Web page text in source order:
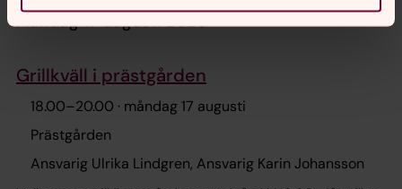
måndag 17 augusti 2026
Grillkväll i prästgården
18.00–20.00 · måndag 17 augusti
Prästgården
Ansvarig Ulrika Lindgren, Ansvarig Karin Johansson